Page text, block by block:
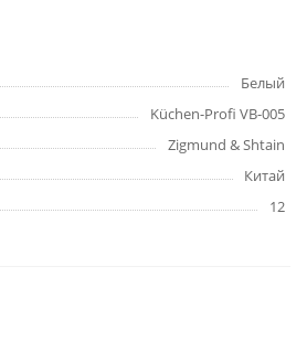
Белый
Küchen-Profi VB-005
Zigmund & Shtain
Китай
12